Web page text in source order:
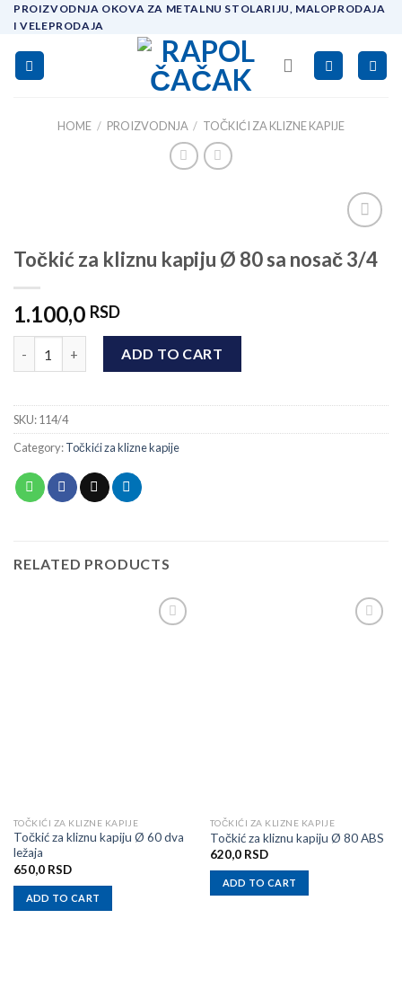
Skip
content
PROIZVODNJA OKOVA ZA METALNU STOLARIJU, MALOPRODAJA
I VELEPRODAJA
HOME / PROIZVODNJA / TOČKIĆI ZA KLIZNE KAPIJE
wishlist
Točkić za kliznu kapiju Ø 80 sa nosač 3/4
1.100,0 RSD
ADD TO CART
SKU:114/4
Category:Točkići za klizne kapije
RELATED PRODUCTS
TOČKIĆI ZA KLIZNE KAPIJE
Točkić za kliznu kapiju Ø 60 dva
ležaja
650,0 RSD
ADD TO CART
TOČKIĆI ZA KLIZNE KAPIJE
Točkić za kliznu kapiju Ø 80 ABS
620,0 RSD
ADD TO CART